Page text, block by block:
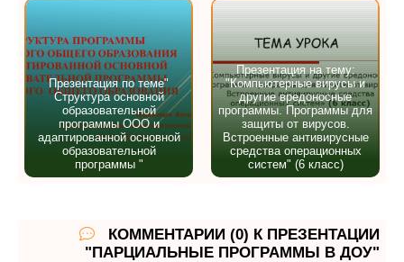
Презентация по теме"
Структура основной
образовательной
программы ООО и
адаптированной основной
образовательной
программы "
Презентация на тему:
"Компьютерные вирусы и
другие вредоносные
программы. Программы для
защиты от вирусов.
Встроенные антивирусные
средства операционных
систем" (6 класс)
КОММЕНТАРИИ (0) К ПРЕЗЕНТАЦИИ
"ПАРЦИАЛЬНЫЕ ПРОГРАММЫ В ДОУ"